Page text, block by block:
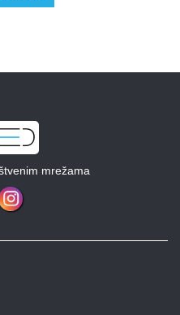
mrežama